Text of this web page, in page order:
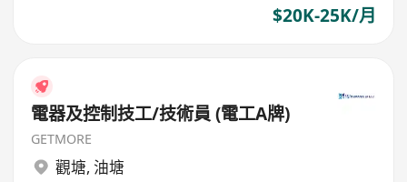
$20K-25K/月
電器及控制技⼯/技術員 (電⼯A牌)
GETMORE
觀塘, 油塘